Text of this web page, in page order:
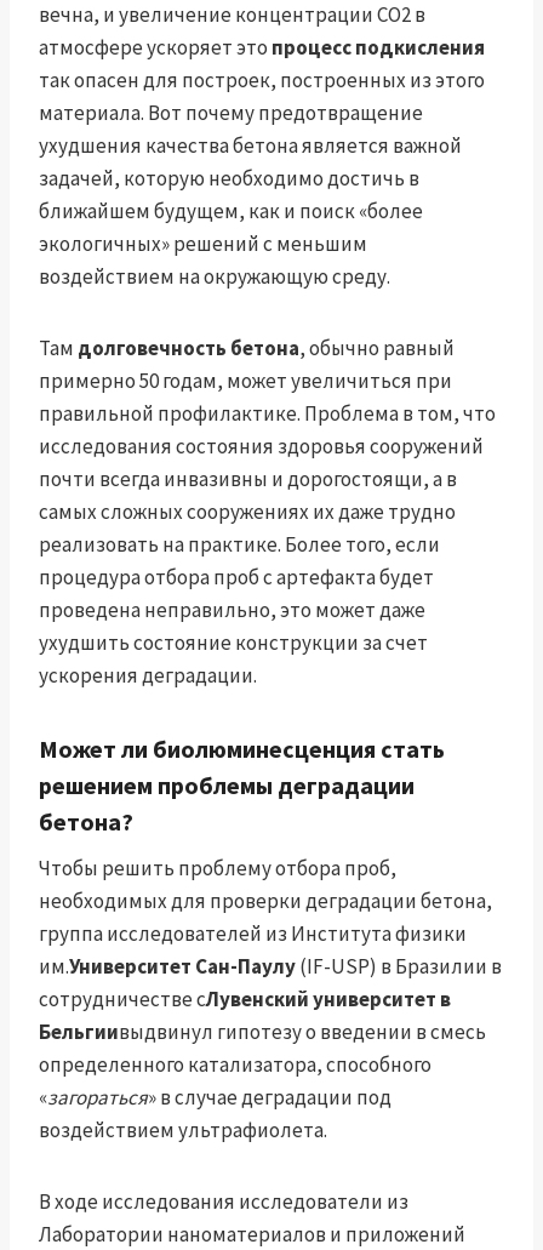
вечна, и увеличение концентрации CO2 в
атмосфере ускоряет это процесс подкисления
так опасен для построек, построенных из этого
материала. Вот почему предотвращение
ухудшения качества бетона является важной
задачей, которую необходимо достичь в
ближайшем будущем, как и поиск «более
экологичных» решений с меньшим
воздействием на окружающую среду.
Там долговечность бетона, обычно равный
примерно 50 годам, может увеличиться при
правильной профилактике. Проблема в том, что
исследования состояния здоровья сооружений
почти всегда инвазивны и дорогостоящи, а в
самых сложных сооружениях их даже трудно
реализовать на практике. Более того, если
процедура отбора проб с артефакта будет
проведена неправильно, это может даже
ухудшить состояние конструкции за счет
ускорения деградации.
Может ли биолюминесценция стать
решением проблемы деградации
бетона?
Чтобы решить проблему отбора проб,
необходимых для проверки деградации бетона,
группа исследователей из Института физики
им.Университет Сан-Паулу(IF-USP) в Бразилии в
сотрудничестве сЛувенский университет в
Бельгиивыдвинул гипотезу о введении в смесь
определенного катализатора, способного
«загораться» в случае деградации под
воздействием ультрафиолета.
В ходе исследования исследователи из
Лаборатории наноматериалов и приложений